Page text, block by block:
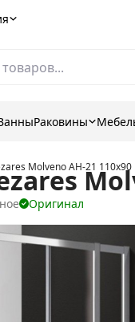
Раковины
Molveno AH-21 110х90
Оригинал